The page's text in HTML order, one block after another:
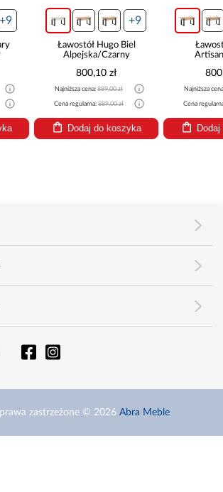
+9 +9
Ławostół Hugo Biel
Alpejska/Czarny
800,10 zł
Najniższa cena: 889,00 zł
Cena regularna: 889,00 zł
Dodaj do koszyka
Najniższa
Cena
zastrzeżone © 2026 Abra Meble